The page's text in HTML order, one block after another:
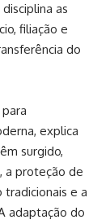
as
filiação e
do
explica
surgido,
a proteção de
tradicionais e a
adaptação do